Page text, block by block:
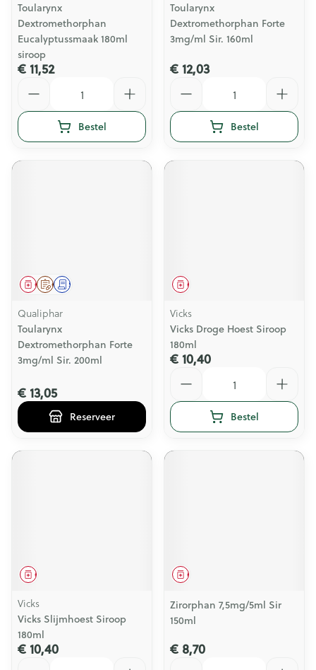
Toularynx
Dextromethorphan
Eucalyptussmaak 180ml
siroop
€ 11,52
Bestel
Toularynx
Dextromethorphan Forte
3mg/ml Sir. 160ml
€ 12,03
Bestel
Op voorschrift
GeneesmiddelSchriftelijke aanvraag
Qualiphar
Toularynx
Dextromethorphan Forte
3mg/ml Sir. 200ml
€ 13,05
Reserveer
Geneesmiddel
Vicks
Vicks Droge Hoest Siroop
180ml
€ 10,40
Bestel
Geneesmiddel
Vicks
Vicks Slijmhoest Siroop
180ml
€ 10,40
Geneesmiddel
Zirorphan 7,5mg/5ml Sir
150ml
€ 8,70